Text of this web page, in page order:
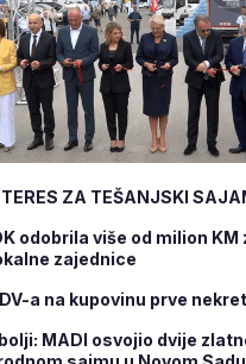
ZA TEŠANJSKI
odobrila više od milion KM
zajednice
a na kupovinu prve
MADI osvojio dvije